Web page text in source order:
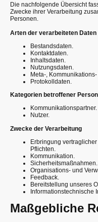
Die nachfolgende Übersicht
Zwecke ihrer Verarbeitung
Personen.
Arten der verarbeiteten Daten
Bestandsdaten.
Kontaktdaten.
Inhaltsdaten.
Nutzungsdaten.
Meta-,
Protokolldaten.
Kategorien betroffener
Kommunikationspartner.
Nutzer.
Zwecke der Verarbeitung
Erbringung
Pflichten.
Kommunikation.
Sicherheitsmaßnahmen.
Organisations- und
Feedback.
Bereitstellung unseres
Informationstechnische
Maßgebliche